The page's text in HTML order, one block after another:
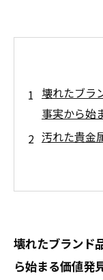
壊れたブラ
事実から始
汚れた貴金
実は高額
めのステッ
知らなかっ
壊れたブランド
ら始まる価値発